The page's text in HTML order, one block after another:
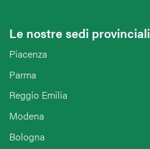
Le nostre sedi provinciali
Piacenza
Parma
Reggio Emilia
Modena
Bologna